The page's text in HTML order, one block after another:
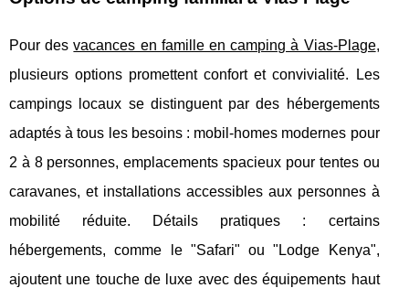
Pour desvacances en famille en camping à Vias-Plage,
plusieurs options promettent confort et convivialité. Les
campings locaux se distinguent par des hébergements
adaptésà tous les besoins : mobil-homes modernes pour
2 à 8 personnes, emplacements spacieux pour tentes ou
caravanes, et installations accessibles aux personnes à
mobilité réduite. Détails pratiques : certains
hébergements, comme le "Safari" ou "Lodge Kenya",
ajoutent une touche de luxe avec des équipements haut